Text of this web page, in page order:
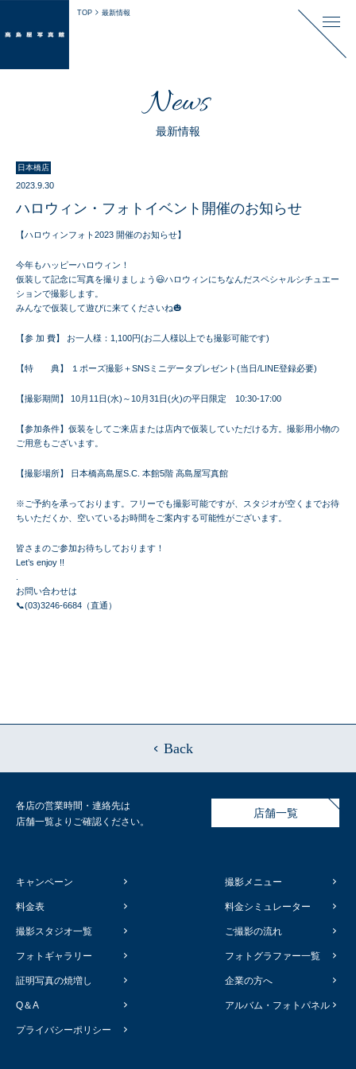
TOP 最新情報
News
最新情報
日本橋店
2023.9.30
ハロウィン・フォトイベント開催のお知らせ
【ハロウィンフォト2023 開催のお知らせ】
今年もハッピーハロウィン！
仮装して記念に写真を撮りましょう😃ハロウィンにちなんだスペシャルシチュエー
ションで撮影します。
みんなで仮装して遊びに来てくださいね🎃
【参 加 費】 お一人様：1,100円(お二人様以上でも撮影可能です)
【特 典】 １ポーズ撮影＋SNSミニデータプレゼント(当日/LINE登録必要)
【撮影期間】 10月11日(水)～10月31日(火)の平日限定 10:30-17:00
【参加条件】仮装をしてご来店または店内で仮装していただける方。撮影用小物の
ご用意もございます。
【撮影場所】 日本橋高島屋S.C. 本館5階 高島屋写真館
※ご予約を承っております。フリーでも撮影可能ですが、スタジオが空くまでお待
ちいただくか、空いているお時間をご案内する可能性がございます。
皆さまのご参加お待ちしております！
Let’s enjoy !!
お問い合わせは
📞(03)3246-6684（直通）
Back
各店の営業時間・連絡先は
店舗一覧よりご確認ください。
店舗一覧
キャンペーン 撮影メニュー
料金表 料金シミュレーター
撮影スタジオ一覧 ご撮影の流れ
フォトギャラリー フォトグラファー一覧
証明写真の焼増し 企業の方へ
Q＆A アルバム・フォトパネル
プライバシーポリシー